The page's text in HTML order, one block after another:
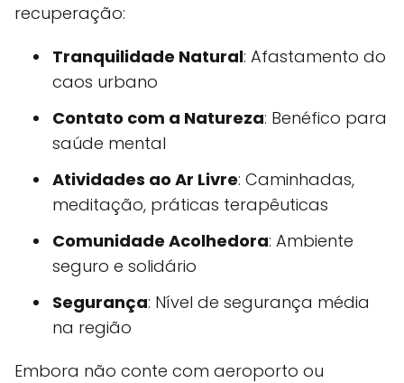
recuperação:
Tranquilidade Natural: Afastamento do
caos urbano
Contato com a Natureza: Benéfico para
saúde mental
Atividades ao Ar Livre: Caminhadas,
meditação, práticas terapêuticas
Comunidade Acolhedora: Ambiente
seguro e solidário
Segurança: Nível de segurança média
na região
Embora não conte com aeroporto ou